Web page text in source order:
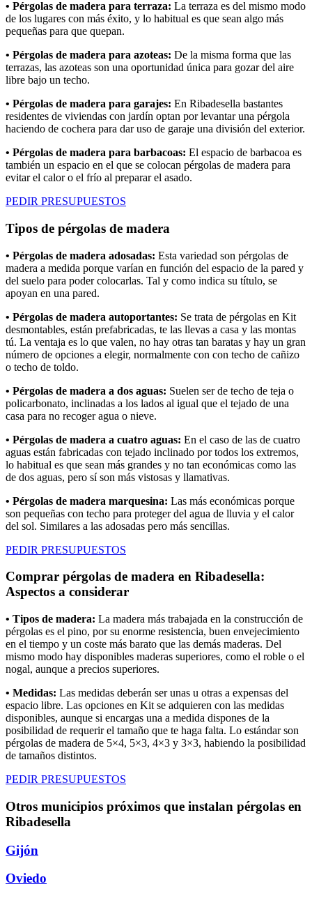
• Pérgolas de madera para terraza: La terraza es del mismo modo
de los lugares con más éxito, y lo habitual es que sean algo más
pequeñas para que quepan.
• Pérgolas de madera para azoteas: De la misma forma que las
terrazas, las azoteas son una oportunidad única para gozar del aire
libre bajo un techo.
• Pérgolas de madera para garajes: En Ribadesella bastantes
residentes de viviendas con jardín optan por levantar una pérgola
haciendo de cochera para dar uso de garaje una división del exterior.
• Pérgolas de madera para barbacoas: El espacio de barbacoa es
también un espacio en el que se colocan pérgolas de madera para
evitar el calor o el frío al preparar el asado.
PEDIR PRESUPUESTOS
Tipos de pérgolas de madera
• Pérgolas de madera adosadas: Esta variedad son pérgolas de
madera a medida porque varían en función del espacio de la pared y
del suelo para poder colocarlas. Tal y como indica su título, se
apoyan en una pared.
• Pérgolas de madera autoportantes: Se trata de pérgolas en Kit
desmontables, están prefabricadas, te las llevas a casa y las montas
tú. La ventaja es lo que valen, no hay otras tan baratas y hay un gran
número de opciones a elegir, normalmente con con techo de cañizo
o techo de toldo.
• Pérgolas de madera a dos aguas: Suelen ser de techo de teja o
policarbonato, inclinadas a los lados al igual que el tejado de una
casa para no recoger agua o nieve.
• Pérgolas de madera a cuatro aguas: En el caso de las de cuatro
aguas están fabricadas con tejado inclinado por todos los extremos,
lo habitual es que sean más grandes y no tan económicas como las
de dos aguas, pero sí son más vistosas y llamativas.
• Pérgolas de madera marquesina: Las más económicas porque
son pequeñas con techo para proteger del agua de lluvia y el calor
del sol. Similares a las adosadas pero más sencillas.
PEDIR PRESUPUESTOS
Comprar pérgolas de madera en Ribadesella:
Aspectos a considerar
• Tipos de madera: La madera más trabajada en la construcción de
pérgolas es el pino, por su enorme resistencia, buen envejecimiento
en el tiempo y un coste más barato que las demás maderas. Del
mismo modo hay disponibles maderas superiores, como el roble o el
nogal, aunque a precios superiores.
• Medidas: Las medidas deberán ser unas u otras a expensas del
espacio libre. Las opciones en Kit se adquieren con las medidas
disponibles, aunque si encargas una a medida dispones de la
posibilidad de requerir el tamaño que te haga falta. Lo estándar son
pérgolas de madera de 5×4, 5×3, 4×3 y 3×3, habiendo la posibilidad
de tamaños distintos.
PEDIR PRESUPUESTOS
Otros municipios próximos que instalan pérgolas en
Ribadesella
Gijón
Oviedo